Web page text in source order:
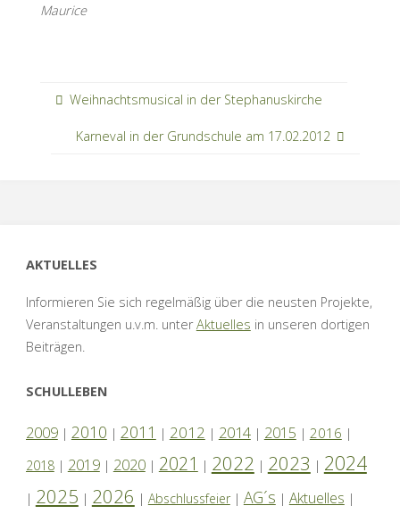
Maurice
Weihnachtsmusical in der Stephanuskirche
Karneval in der Grundschule am 17.02.2012
AKTUELLES
Informieren Sie sich regelmäßig über die neusten Projekte,
Veranstaltungen u.v.m. unterAktuelles in unseren dortigen
Beiträgen.
SCHULLEBEN
2009| 2010 | 2011 | 2012 | 2014| 2015 | 2016 |
2018| 2019| 2020| 2021 | 2022 | 2023 | 2024
| 2025 | 2026 | Abschlussfeier| AG´s | Aktuelles |